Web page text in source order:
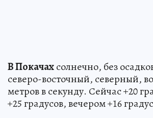
В Покачахсолнечно, без
северо-восточный, северный,
метров в секунду. Сейчас +20
+25 градусов, вечером +16